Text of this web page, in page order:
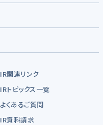
IR関連リンク
IRトピックス一覧
よくあるご質問
IR資料請求